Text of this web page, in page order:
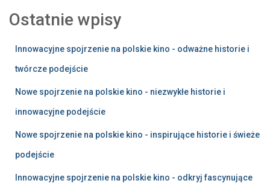
Ostatnie wpisy
Innowacyjne spojrzenie na polskie kino - odważne historie i
twórcze podejście
Nowe spojrzenie na polskie kino - niezwykłe historie i
innowacyjne podejście
Nowe spojrzenie na polskie kino - inspirujące historie i świeże
podejście
Innowacyjne spojrzenie na polskie kino - odkryj fascynujące